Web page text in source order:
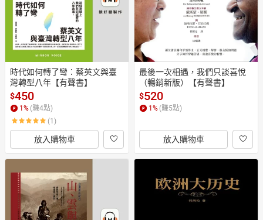
日本購物 電子/紙本書
時代如何轉了彎：蔡英文與臺
灣轉型八年【有聲書】
$450
1 % (賺4點)
(1)
放入購物車
最後一次相遇，我們只談喜悅
（暢銷新版）【有聲書】
$520
1 % (賺5點)
放入購物車